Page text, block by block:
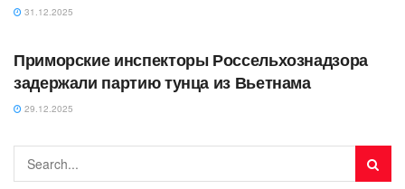
31.12.2025
Приморские инспекторы Россельхознадзора
задержали партию тунца из Вьетнама
29.12.2025